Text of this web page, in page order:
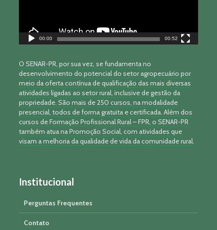
00:00 00:52
O SENAR-PR, por sua vez, se fundamenta no
desenvolvimento do potencial do setor agropecuário por
meio da oferta contínua de qualificação das mais diversas
atividades ligadas ao setor rural, inclusive de gestão da
propriedade. São mais de 250 cursos, na modalidade
presencial, todos de forma gratuita e certificada. Além dos
cursos de Formação Profissional Rural – FPR, o SENAR-PR
também atua na Promoção Social, com atividades que
visam a melhoria da qualidade de vida da comunidade rural.
Institucional
Perguntas Frequentes
Contato